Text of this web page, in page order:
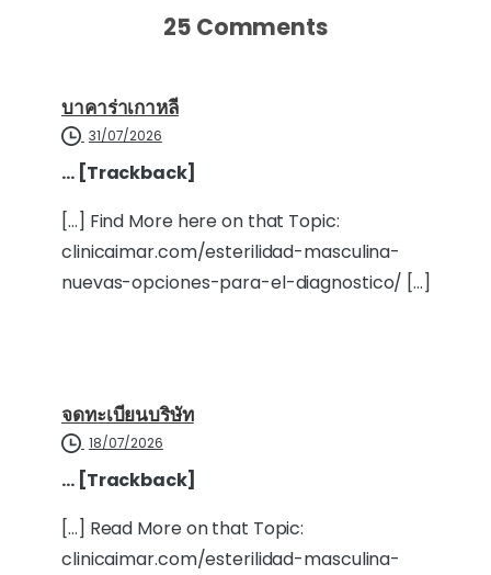
25 Comments
บาคาร่าเกาหลี
31/07/2026
… [Trackback]
[…] Find More here on that Topic:
clinicaimar.com/esterilidad-masculina-
nuevas-opciones-para-el-diagnostico/ […]
จดทะเบียนบริษัท
18/07/2026
… [Trackback]
[…] Read More on that Topic:
clinicaimar.com/esterilidad-masculina-